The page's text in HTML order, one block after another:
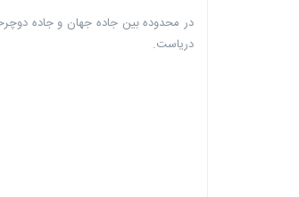
در محدوده بین جاده جهان و جاده
دریاست.